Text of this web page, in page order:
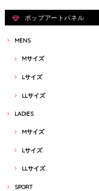
ポップアートパネル
MENS
Mサイズ
Lサイズ
LLサイズ
LADIES
Mサイズ
Lサイズ
LLサイズ
SPORT